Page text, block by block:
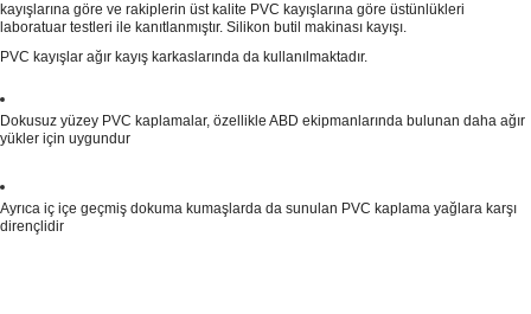
kayışlarına göre ve rakiplerin üst kalite PVC kayışlarına göre üstünlükleri
laboratuar testleri ile kanıtlanmıştır. Silikon butil makinası kayışı.
PVC kayışlar ağır kayış karkaslarında da kullanılmaktadır.
Dokusuz yüzey PVC kaplamalar, özellikle ABD ekipmanlarında bulunan daha ağır
yükler için uygundur
Ayrıca iç içe geçmiş dokuma kumaşlarda da sunulan PVC kaplama yağlara karşı
dirençlidir